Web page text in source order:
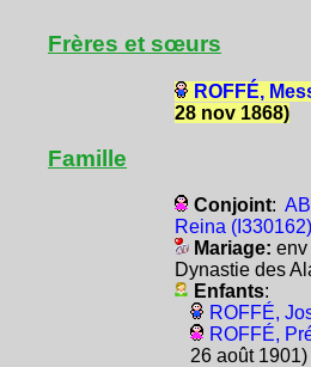
Frères et sœurs
ROFFÉ,
28 nov 1868)
Famille
Conjoint:
Reina (I330162)
Mariage: env
Dynastie des
Enfants:
ROFFÉ,
ROFFÉ,
26 août 1901)